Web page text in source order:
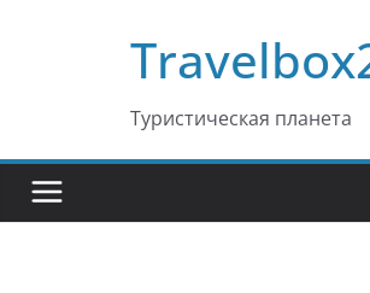
Туристическая планета